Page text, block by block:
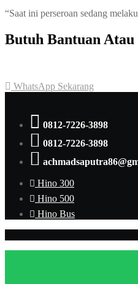
“Saat ini perseroan sedang
Butuh Bantuan Atau
WhatsApp Sekarang
0812-7226-3898
0812-7226-3898
Hino 300
Hino 500
Hino Bus